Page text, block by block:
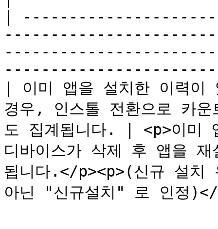
|
| 이미 앱을 설치한 이력이
경우, 인스톨 전환으로 카
도 집계됩니다. | <p>이미
디바이스가 삭제 후 앱을
됩니다.</p><p>(신규 설치